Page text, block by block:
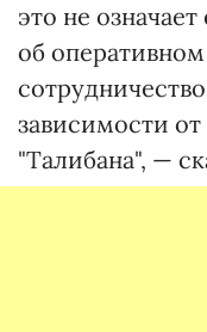
это не
об
зависимости
"Талибана", —